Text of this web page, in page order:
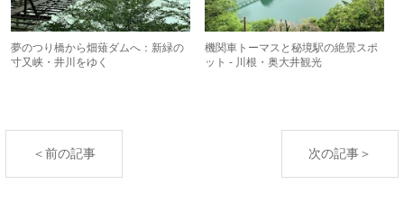
夢のつり橋から畑薙ダムへ：新緑の
寸又峡・井川をゆく
機関車トーマスと秘境駅の絶景スポ
ット - 川根・奥大井観光
＜前の記事 次の記事＞